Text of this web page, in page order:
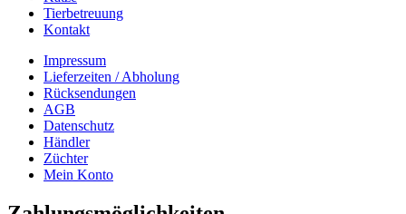
Tierbetreuung
Kontakt
Impressum
Lieferzeiten / Abholung
Rücksendungen
AGB
Datenschutz
Händler
Züchter
Mein Konto